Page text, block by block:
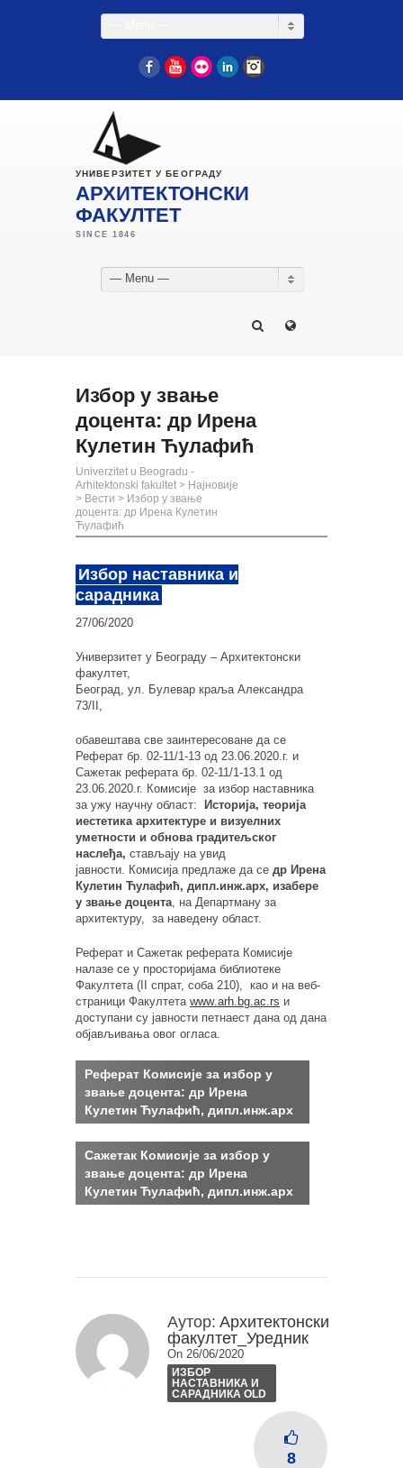
FacebookYouTube
Flickr LinkedIn
УНИВЕРЗИТЕТ У БЕОГРАДУ
АРХИТЕКТОНСКИ
ФАКУЛТЕТ
— Menu —
Избор у звање
доцента: др Ирена
Кулетин Ћулафић
Univerzitet u Beogradu -
Arhitektonski fakultet > Најновије
> Вести > Избор у звање
доцента: др Ирена Кулетин
Ћулафић
Избор наставника и
сарадника
27/06/2020
Универзитет у Београду – Архитектонски
факултет,
Београд, ул. Булевар краља Александра
73/II,
обавештава све заинтересоване да се
Реферат бр. 02-11/1-13 од 23.06.2020.г. и
Сажетак реферата бр. 02-11/1-13.1 од
23.06.2020.г. Комисије за избор наставника
за ужу научну област:
Историја, теорија
иестетика архитектуре и визуелних
уметности и обнова градитељског
наслеђа, стављају на увид
јавности. Комисија предлаже да се др Ирена
Кулетин Ћулафић, дипл.инж.арх, изабере
у звање доцента, на Департману за
архитектуру, за наведену област.
Реферат и Сажетак реферата Комисије
налазе се у просторијама библиотеке
Факултета (
спрат, соба 210), као и на веб-
страници Факултета www.arh. bg.ac.rs и
доступани су јавности петнаест дана од дана
објављивања овог огласа.
Реферат Комисијe за избор у
звање доцента: др Ирена
Кулетин Ћулафић, дипл.инж.арх
Сажетак Комисијe за избор у
звање доцента: др Ирена
Кулетин Ћулафић, дипл.инж.арх
Аутор: Архитектонски
факултет_Уредник
On 26/06/2020
ИЗБОР
НАСТАВНИКА И
САРАДНИКА OLD
8